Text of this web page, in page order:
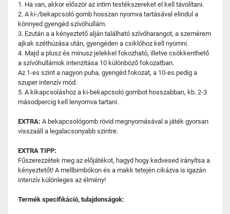
1. Ha van, akkor először az intim testékszereket el kell távolítani.
2. A ki-/bekapcsoló gomb hosszan nyomva tartásával elindul a
könnyed gyengéd szívóhullám.
3. Ezután a a kényeztető alján található szívóharangot, a szemérem
ajkak széthúzása után, gyengéden a csiklóhoz kell nyomni.
4. Majd a plusz és mínusz jelekkel fokozható, illetve csökkenthető
a szívóhullámok intenzitása 10 különböző fokozatban.
Az 1-es szint a nagyon puha, gyengéd fokozat, a 10-es pedig a
szuper intenzív mód.
5. A kikapcsoláshoz a ki-bekapcsoló gombot hosszabban, kb. 2-3
másodpercig kell lenyomva tartani.
EXTRA: A bekapcsológomb rövid megnyomásával a játék gyorsan
visszaáll a legalacsonyabb szintre.
EXTRA TIPP:
Fűszerezzétek meg az előjátékot, hagyd hogy kedvesed irányítsa a
kényeztetőt! A mellbimbókon és a makk tetején cikázva is igazán
intenzív különleges az élmény!
Termék specifikáció, tulajdonságok: